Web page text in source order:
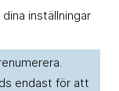
inställningar
endast för att